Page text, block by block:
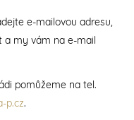
e-mailovou adresu,
a my vám na e-mail
pomůžeme na tel.
p.cz.